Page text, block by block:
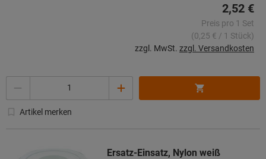
2,52 €
Preis pro 1 Set
(0,25 € / 1 Stück)
zzgl. MwSt. zzgl. Versandkosten
Artikel merken
Ersatz-Einsatz, Nylon weiß